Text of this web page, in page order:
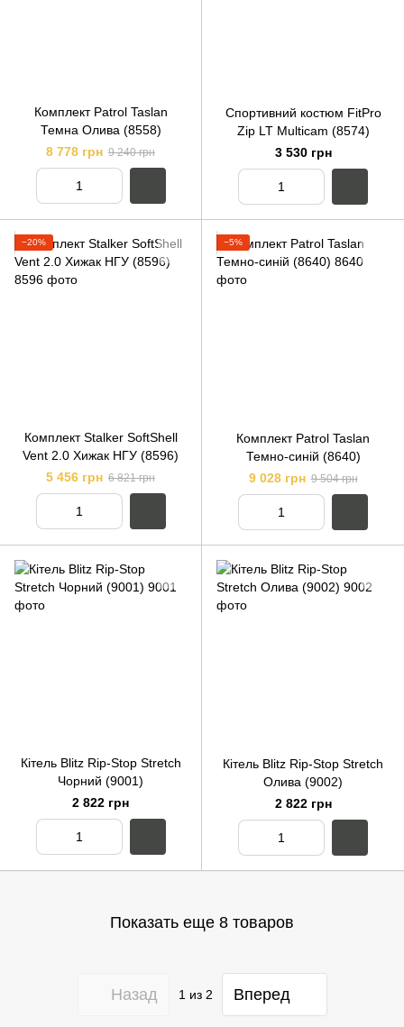
Комплект Patrol Taslan
Темна Олива (8558)
8 778 грн 9 240 грн
Спортивний костюм FitPro
Zip LT Multicam (8574)
3 530 грн
−20%
Комплект Stalker SoftShell
Vent 2.0 Хижак НГУ (8596)
5 456 грн 6 821 грн
−5%
Комплект Patrol Taslan
Темно-синій (8640)
9 028 грн 9 504 грн
Кітель Blitz Rip-Stop Stretch
Чорний (9001)
2 822 грн
Кітель Blitz Rip-Stop Stretch
Олива (9002)
2 822 грн
Показать еще 8 товаров
Назад 1 из 2 Вперед